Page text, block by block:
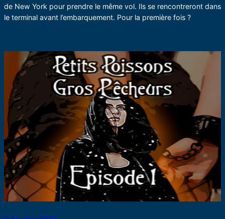
de New York pour prendre le même vol. Ils se rencontreront dans
le terminal avant l’embarquement. Pour la première fois ?